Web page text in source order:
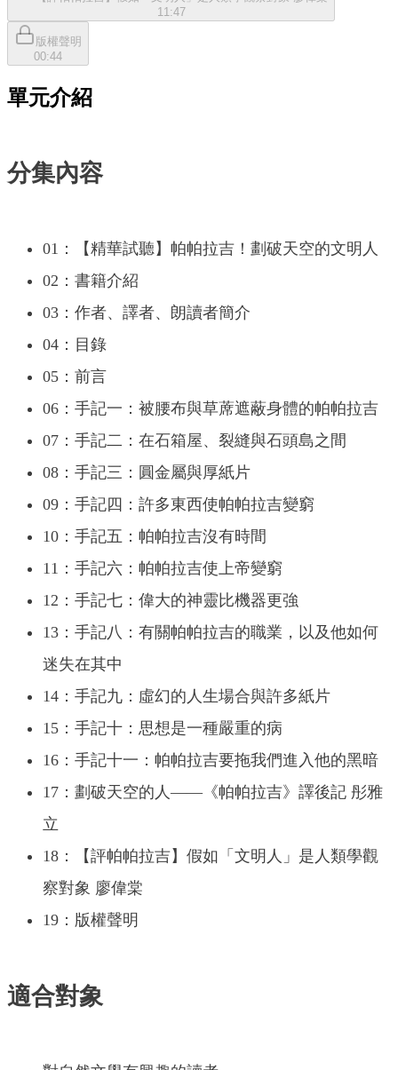
11:47
版權聲明
00:44
單元介紹
分集內容
01：【精華試聽】帕帕拉吉！劃破天空的文明人
02：書籍介紹
03：作者、譯者、朗讀者簡介
04：目錄
05：前言
06：手記一：被腰布與草蓆遮蔽身體的帕帕拉吉
07：手記二：在石箱屋、裂縫與石頭島之間
08：手記三：圓金屬與厚紙片
09：手記四：許多東西使帕帕拉吉變窮
10：手記五：帕帕拉吉沒有時間
11：手記六：帕帕拉吉使上帝變窮
12：手記七：偉大的神靈比機器更強
13：手記八：有關帕帕拉吉的職業，以及他如何
迷失在其中
14：手記九：虛幻的人生場合與許多紙片
15：手記十：思想是一種嚴重的病
16：手記十一：帕帕拉吉要拖我們進入他的黑暗
17：劃破天空的人——《帕帕拉吉》譯後記 彤雅
立
18：【評帕帕拉吉】假如「文明人」是人類學觀
察對象 廖偉棠
19：版權聲明
適合對象